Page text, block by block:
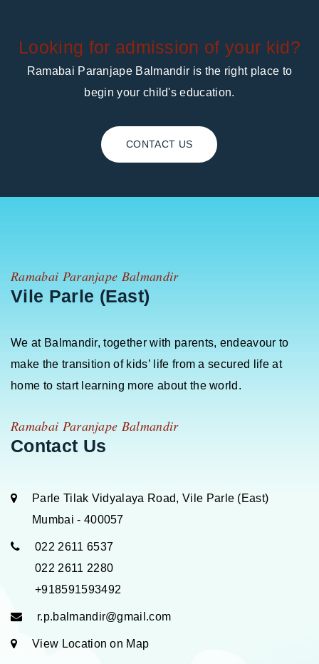
Looking for admission of your kid?
Ramabai Paranjape Balmandir is the right place to
begin your child's education.
CONTACT US
Ramabai Paranjape Balmandir
Vile Parle (East)
We at Balmandir, together with parents, endeavour to
make the transition of kids’ life from a secured life at
home to start learning more about the world.
Ramabai Paranjape Balmandir
Contact Us
Parle Tilak Vidyalaya Road, Vile Parle (East)
Mumbai - 400057
022 2611 6537
022 2611 2280
+918591593492
r.p.balmandir@gmail.com
View Location on Map